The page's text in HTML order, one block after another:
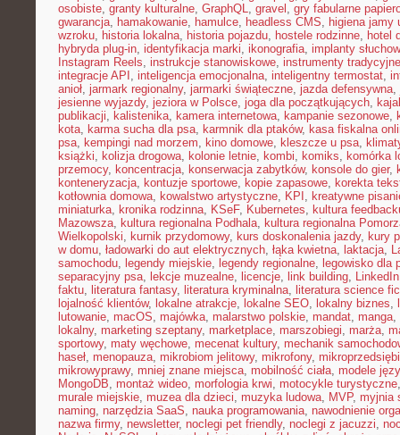
osobiste, granty kulturalne, GraphQL, gravel , gry fabularne
gwarancja, hamakowanie, hamulce, headless CMS, higiena jamy
wzroku, historia lokalna, historia pojazdu, hostele rodzinne, hotel
hybryda plug-in, identyfikacja marki, ikonografia, implanty
Instagram Reels, instrukcje stanowiskowe, instrumenty tradycyjne
integracje API , inteligencja emocjonalna, inteligentny termostat,
anioł, jarmark regionalny, jarmarki świąteczne, jazda defensywna,
jesienne wyjazdy, jeziora w Polsce, joga dla początkujących,
publikacji, kalistenika, kamera internetowa, kampanie sezonowe,
kota, karma sucha dla psa, karmnik dla ptaków, kasa fiskalna
psa, kempingi nad morzem, kino domowe, kleszcze u psa,
książki, kolizja drogowa, kolonie letnie, kombi, komiks, komórka
przemocy, koncentracja, konserwacja zabytków, konsole do gier,
konteneryzacja, kontuzje sportowe, kopie zapasowe, korekta
kotłownia domowa, kowalstwo artystyczne, KPI , kreatywne
miniaturka, kronika rodzinna, KSeF, Kubernetes, kultura
Mazowsza, kultura regionalna Podhala, kultura regionalna
Wielkopolski, kurnik przydomowy, kurs doskonalenia jazdy, kury
w domu, ładowarki do aut elektrycznych, łąka kwietna, laktacja,
samochodu, legendy miejskie, legendy regionalne, legowisko dla
separacyjny psa, lekcje muzealne, licencje, link building,
faktu, literatura fantasy, literatura kryminalna, literatura science
lojalność klientów, lokalne atrakcje, lokalne SEO, lokalny biznes,
lutowanie, macOS, majówka, malarstwo polskie, mandat, manga,
lokalny, marketing szeptany, marketplace, marszobiegi, marża,
sportowy, maty węchowe, mecenat kultury, mechanik
haseł, menopauza, mikrobiom jelitowy, mikrofony,
mikrowyprawy, mniej znane miejsca, mobilność ciała, modele
MongoDB, montaż wideo, morfologia krwi, motocykle turystyczne
murale miejskie, muzea dla dzieci, muzyka ludowa, MVP, myjnia
naming, narzędzia SaaS, nauka programowania, nawodnienie
nazwa firmy, newsletter, noclegi pet friendly, noclegi z jacuzzi,